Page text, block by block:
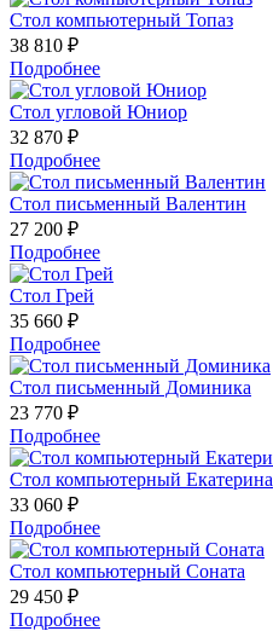
Стол компьютерный Топаз
38 810 ₽
Подробнее
Стол угловой Юниор
32 870 ₽
Подробнее
Стол письменный Валентин
27 200 ₽
Подробнее
Стол Грей
35 660 ₽
Подробнее
Стол письменный Доминика
23 770 ₽
Подробнее
Стол компьютерный Екатерина
33 060 ₽
Подробнее
Стол компьютерный Соната
29 450 ₽
Подробнее